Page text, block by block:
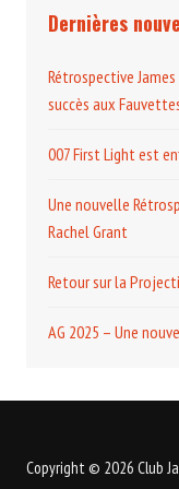
Dernières
Rétrospective
succès aux
007 First Light est
Une nouvelle
Rachel Grant
Retour sur la
AG 2025 – Une
Copyright © 2026 Club